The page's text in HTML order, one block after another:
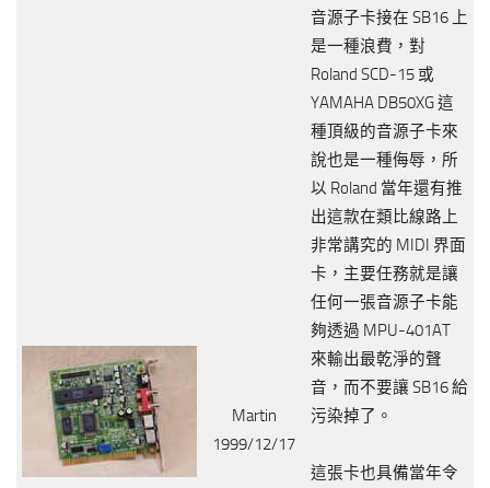
Martin
1999/12/17
音源子卡接在 SB16 上
是一種浪費，對
Roland SCD-15 或
YAMAHA DB50XG 這
種頂級的音源子卡來
說也是一種侮辱，所
以 Roland 當年還有推
出這款在類比線路上
非常講究的 MIDI 界面
卡，主要任務就是讓
任何一張音源子卡能
夠透過 MPU-401AT
來輸出最乾淨的聲
音，而不要讓 SB16 給
污染掉了。
這張卡也具備當年令